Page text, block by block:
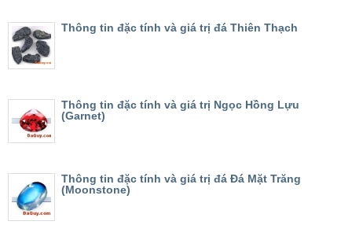
Thông tin đặc tính và giá trị đá Thiên Thạch
Thông tin đặc tính và giá trị Ngọc Hồng Lựu
(Garnet)
Thông tin đặc tính và giá trị đá Đá Mặt Trăng
(Moonstone)